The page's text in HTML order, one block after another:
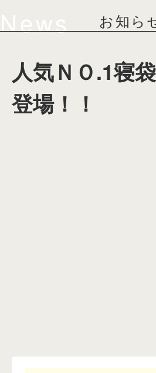
News お知ら
人気ＮＯ.1寝
登場！！